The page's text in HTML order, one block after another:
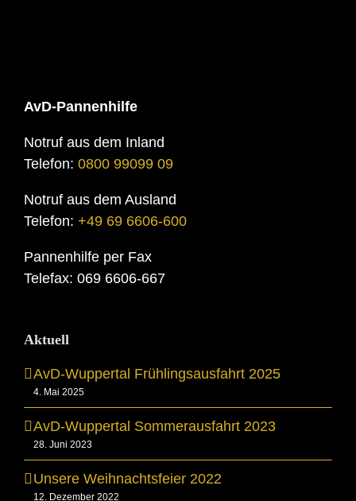
AvD-Pannenhilfe
Notruf aus dem Inland
Telefon: 0800 99099 09
Notruf aus dem Ausland
Telefon: +49 69 6606-600
Pannenhilfe per Fax
Telefax: 069 6606-667
Aktuell
AvD-Wuppertal Frühlingsausfahrt 2025
4. Mai 2025
AvD-Wuppertal Sommerausfahrt 2023
28. Juni 2023
Unsere Weihnachtsfeier 2022
12. Dezember 2022